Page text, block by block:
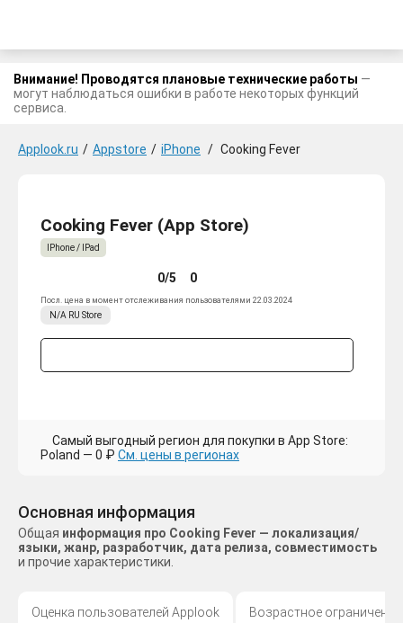
Внимание! Проводятся плановые технические работы —
могут наблюдаться ошибки в работе некоторых функций
сервиса.
Applook.ru / Appstore / iPhone / Cooking Fever
Cooking Fever (App Store)
IPhone / IPad
0/5 0
Посл. цена в момент отслеживания пользователями 22.03.2024
N/A RU Store
Самый выгодный регион для покупки в App Store:
Poland — 0 ₽ См. цены в регионах
Основная информация
Общая информация про Cooking Fever — локализация/
языки, жанр, разработчик, дата релиза, совместимость
и прочие характеристики.
Оценка пользователей Applook
Возрастное ограничение